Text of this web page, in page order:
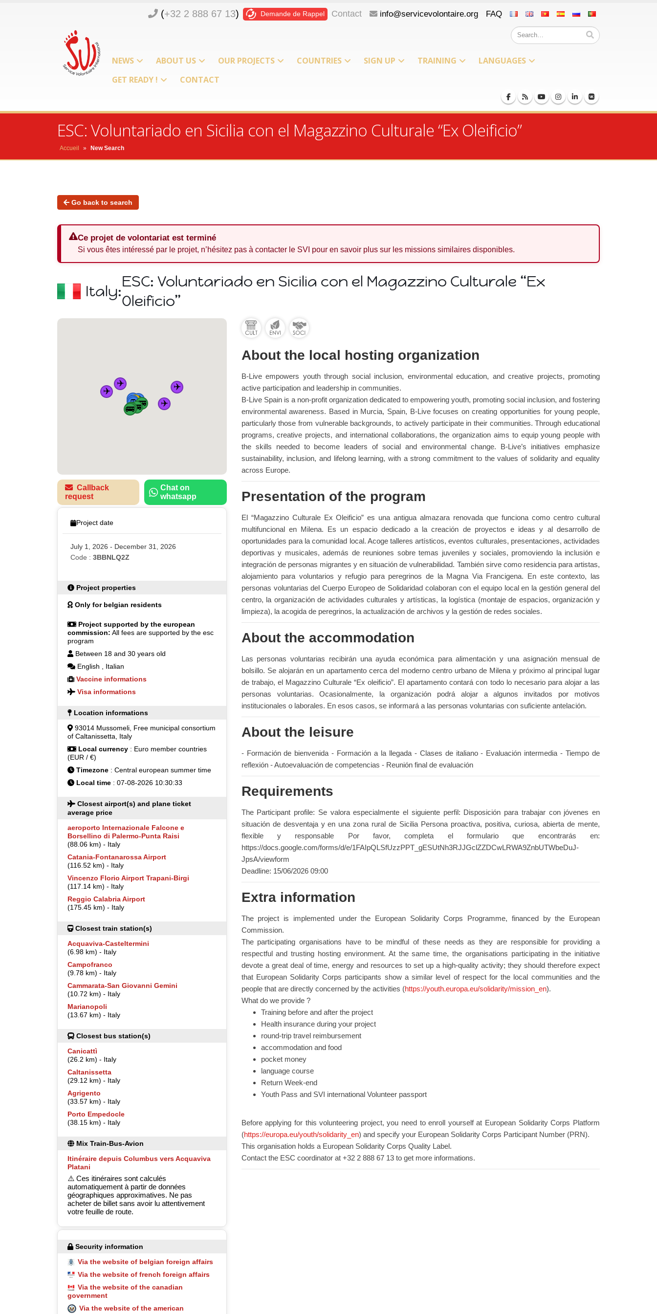
(+32 2 888 67 13) Demande de Rappel Contact info@servicevolontaire.org FAQ
NEWS ABOUT US OUR PROJECTS COUNTRIES SIGN UP TRAINING
LANGUAGES
GET READY !
CONTACT
ESC: Voluntariado en Sicilia con el Magazzino Culturale “Ex Oleificio”
Accueil » New Search
Go back to search
Ce projet de volontariat est terminé
Si vous êtes intéressé par le projet, n’hésitez pas à contacter le SVI pour en savoir plus sur les missions similaires disponibles.
Italy:
ESC: Voluntariado en Sicilia con el Magazzino Culturale “Ex
Oleificio”
🏠
🚌
🚌
🚌
🚌
🚆
🚆🚆
🚆 ✈️
✈️ ✈️
✈️
Callback
request
Chat on
whatsapp
Project date
July 1, 2026 - December 31, 2026
Code : 3BBNLQ2Z
Project properties
Only for belgian residents
Project supported by the european
commission: All fees are supported by the esc
program
Between 18 and 30 years old
English
Italian
Vaccine informations
Visa informations
Location informations
93014 Mussomeli, Free municipal consortium
of Caltanissetta, Italy
Local currency: Euro member countries
(EUR / €)
Timezone : Central european summer time
Local time : 07-08-2026 10:30:33
Closest airport(s) and plane ticket
average price
aeroporto Internazionale Falcone e
Borsellino di Palermo-Punta Raisi
(88.06 km) - Italy
Catania-Fontanarossa Airport
(116.52 km) - Italy
Vincenzo Florio Airport Trapani-Birgi
(117.14 km) - Italy
Reggio Calabria Airport
(175.45 km) - Italy
Closest train station(s)
Acquaviva-Casteltermini
(6.98 km) - Italy
Campofranco
(9.78 km) - Italy
Cammarata-San Giovanni Gemini
(10.72 km) - Italy
Marianopoli
(13.67 km) - Italy
Closest bus station(s)
Canicattì
(26.2 km) - Italy
Caltanissetta
(29.12 km) - Italy
Agrigento
(33.57 km) - Italy
Porto Empedocle
(38.15 km) - Italy
Mix Train-Bus-Avion
Itinéraire depuis Columbus vers Acquaviva
Platani
⚠️ Ces itinéraires sont calculés
automatiquement à partir de données
géographiques approximatives. Ne pas
acheter de billet sans avoir lu attentivement
votre feuille de route.
Security information
Via the website of belgian foreign affairs
Via the website of french foreign affairs
Via the website of the canadian
government
Via the website of the american
About the local hosting organization
B-Live empowers youth through social inclusion, environmental education, and creative projects, promoting
active participation and leadership in communities.
B-Live Spain is a non-profit organization dedicated to empowering youth, promoting social inclusion, and fostering
environmental awareness. Based in Murcia, Spain, B-Live focuses on creating opportunities for young people,
particularly those from vulnerable backgrounds, to actively participate in their communities. Through educational
programs, creative projects, and international collaborations, the organization aims to equip young people with
the skills needed to become leaders of social and environmental change. B-Live’s initiatives emphasize
sustainability, inclusion, and lifelong learning, with a strong commitment to the values of solidarity and equality
across Europe.
Presentation of the program
El “Magazzino Culturale Ex Oleificio” es una antigua almazara renovada que funciona como centro cultural
multifuncional en Milena. Es un espacio dedicado a la creación de proyectos e ideas y al desarrollo de
oportunidades para la comunidad local. Acoge talleres artísticos, eventos culturales, presentaciones, actividades
deportivas y musicales, además de reuniones sobre temas juveniles y sociales, promoviendo la inclusión e
integración de personas migrantes y en situación de vulnerabilidad. También sirve como residencia para artistas,
alojamiento para voluntarios y refugio para peregrinos de la Magna Via Francigena. En este contexto, las
personas voluntarias del Cuerpo Europeo de Solidaridad colaboran con el equipo local en la gestión general del
centro, la organización de actividades culturales y artísticas, la logística (montaje de espacios, organización y
limpieza), la acogida de peregrinos, la actualización de archivos y la gestión de redes sociales.
About the accommodation
Las personas voluntarias recibirán una ayuda económica para alimentación y una asignación mensual de
bolsillo. Se alojarán en un apartamento cerca del moderno centro urbano de Milena y próximo al principal lugar
de trabajo, el Magazzino Culturale “Ex oleificio”. El apartamento contará con todo lo necesario para alojar a las
personas voluntarias. Ocasionalmente, la organización podrá alojar a algunos invitados por motivos
institucionales o laborales. En esos casos, se informará a las personas voluntarias con suficiente antelación.
About the leisure
- Formación de bienvenida - Formación a la llegada - Clases de italiano - Evaluación intermedia - Tiempo de
reflexión - Autoevaluación de competencias - Reunión final de evaluación
Requirements
The Participant profile: Se valora especialmente el siguiente perfil: Disposición para trabajar con jóvenes en
situación de desventaja y en una zona rural de Sicilia Persona proactiva, positiva, curiosa, abierta de mente,
flexible y responsable Por favor, completa el formulario que encontrarás en:
https://docs.google.com/forms/d/e/1FAIpQLSfUzzPPT_gESUtNh3RJJGclZZDCwLRWA9ZnbUTWbeDuJ-
JpsA/viewform
Deadline: 15/06/2026 09:00
Extra information
The project is implemented under the European Solidarity Corps Programme, financed by the European
Commission.
The participating organisations have to be mindful of these needs as they are responsible for providing a
respectful and trusting hosting environment. At the same time, the organisations participating in the initiative
devote a great deal of time, energy and resources to set up a high-quality activity; they should therefore expect
that European Solidarity Corps participants show a similar level of respect for the local communities and the
people that are directly concerned by the activities (https://youth.europa.eu/solidarity/mission_en).
What do we provide ?
Training before and after the project
Health insurance during your project
round-trip travel reimbursement
accommodation and food
pocket money
language course
Return Week-end
Youth Pass and SVI international Volunteer passport
Before applying for this volunteering project, you need to enroll yourself at European Solidarity Corps Platform
(https://europa.eu/youth/solidarity_en) and specify your European Solidarity Corps Participant Number (PRN).
This organisation holds a European Solidarity Corps Quality Label.
Contact the ESC coordinator at +32 2 888 67 13 to get more informations.